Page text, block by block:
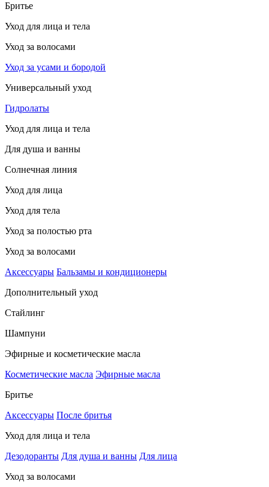
Бритье
Уход для лица и тела
Уход за волосами
Уход за усами и бородой
Универсальный уход
Гидролаты
Уход для лица и тела
Для душа и ванны
Солнечная линия
Уход для лица
Уход для тела
Уход за полостью рта
Уход за волосами
Аксессуары Бальзамы и кондиционеры
Дополнительный уход
Стайлинг
Шампуни
Эфирные и косметические масла
Косметические масла Эфирные масла
Бритье
Аксессуары После бритья
Уход для лица и тела
Дезодоранты Для душа и ванны Для лица
Уход за волосами